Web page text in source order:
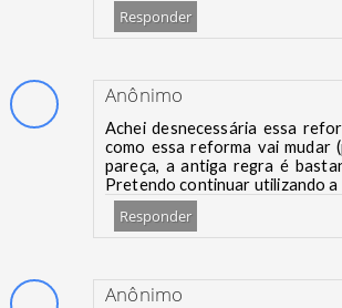
Responder
Anônimo
Achei desnecessária essa
como essa reforma vai mudar
pareça, a antiga regra é
Pretendo continuar utilizando
Responder
Anônimo